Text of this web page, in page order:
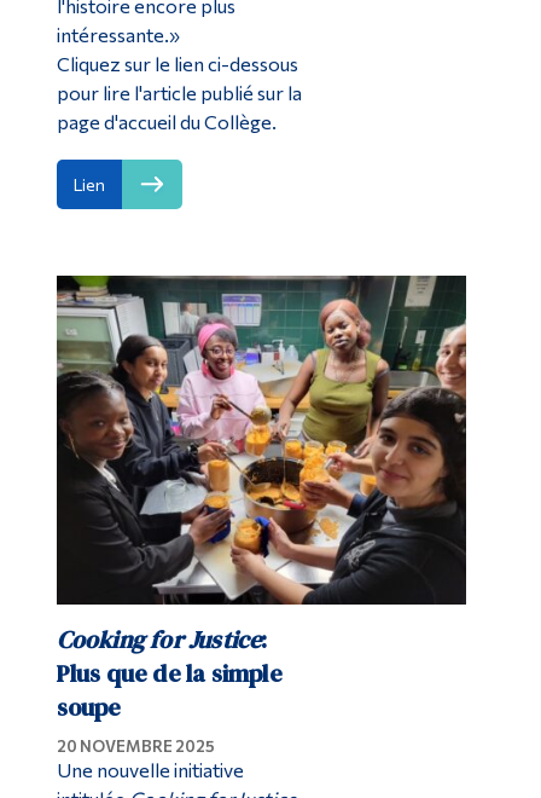
l'histoire encore plus
intéressante.»
Cliquez sur le lien ci-dessous
pour lire l'article publié sur la
page d'accueil du Collège.
Lien
Cooking for Justice:
Plus que de la simple
soupe
20 NOVEMBRE 2025
Une nouvelle initiative